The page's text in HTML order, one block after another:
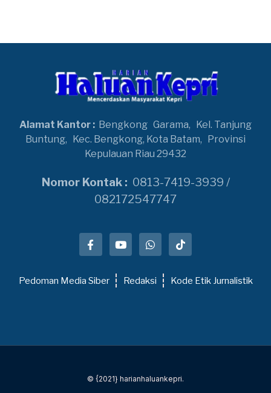
Alamat Kantor : Bengkong Garama,
Kel. Tanjung
Buntung,
Kec. Bengkong, Kota Batam,
Provinsi
Kepulauan Riau 29432
Nomor Kontak : 0813-7419-3939 /
082172547747
Pedoman Media Siber Redaksi Kode Etik Jurnalistik
© {2021} harianhaluankepri.